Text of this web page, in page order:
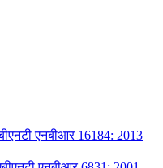
एनबीआर 16184: 2013